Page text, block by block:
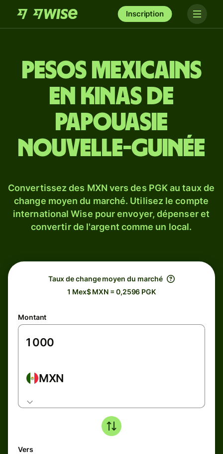
Inscription
Pesos mexicains
en kinas de
Papouasie
Nouvelle-Guinée
Convertissez des MXN vers des PGK au taux de
change moyen du marché. Utilisez le compte
international Wise pour envoyer, dépenser et
convertir de l'argent comme un local.
Taux de change moyen du marché
1 Mex$ MXN = 0,2596 PGK
Montant
MXN
Vers